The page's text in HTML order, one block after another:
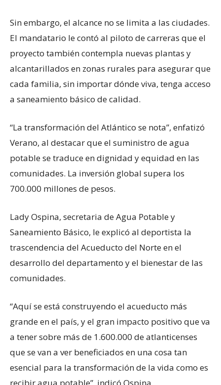
Sin embargo, el alcance no se limita a las ciudades.
El mandatario le contó al piloto de carreras que el
proyecto también contempla nuevas plantas y
alcantarillados en zonas rurales para asegurar que
cada familia, sin importar dónde viva, tenga acceso
a saneamiento básico de calidad.
“La transformación del Atlántico se nota”, enfatizó
Verano, al destacar que el suministro de agua
potable se traduce en dignidad y equidad en las
comunidades. La inversión global supera los
700.000 millones de pesos.
Lady Ospina, secretaria de Agua Potable y
Saneamiento Básico, le explicó al deportista la
trascendencia del Acueducto del Norte en el
desarrollo del departamento y el bienestar de las
comunidades.
“Aquí se está construyendo el acueducto más
grande en el país, y el gran impacto positivo que va
a tener sobre más de 1.600.000 de atlanticenses
que se van a ver beneficiados en una cosa tan
esencial para la transformación de la vida como es
recibir agua potable”, indicó Ospina.